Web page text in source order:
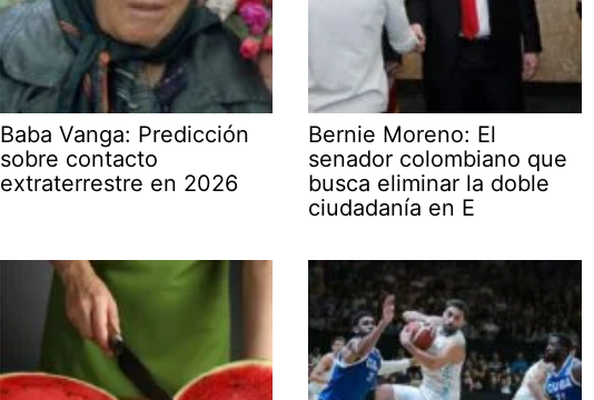
Baba Vanga: Predicción
sobre contacto
extraterrestre en 2026
Bernie Moreno: El
senador colombiano que
busca eliminar la doble
ciudadanía en E